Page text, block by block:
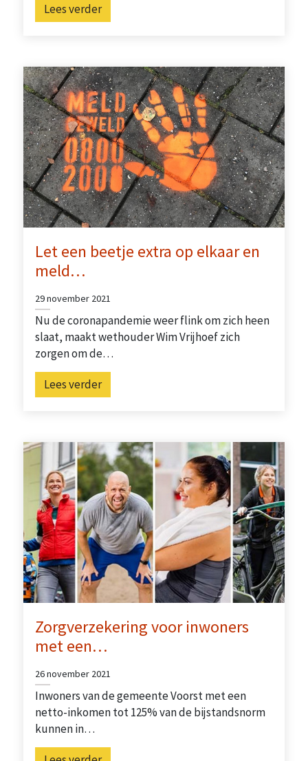
Lees verder
Let een beetje extra op elkaar en
meld…
29 november 2021
Nu de coronapandemie weer flink om zich heen
slaat, maakt wethouder Wim Vrijhoef zich
zorgen om de…
Lees verder
Zorgverzekering voor inwoners
met een…
26 november 2021
Inwoners van de gemeente Voorst met een
netto-inkomen tot 125% van de bijstandsnorm
kunnen in…